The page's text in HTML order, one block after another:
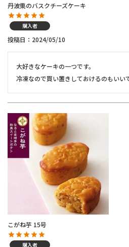
丹波栗のバスクチーズケーキ
購入者
投稿日 2024/05/10
大好きなケーキの一つです。
こがね芋 15号
購入者